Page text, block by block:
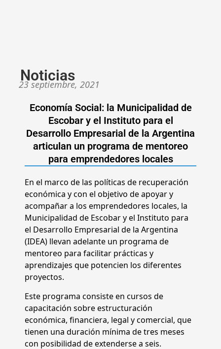
Noticias
23 septiembre, 2021
Economía Social: la Municipalidad de
Escobar y el Instituto para el
Desarrollo Empresarial de la Argentina
articulan un programa de mentoreo
para emprendedores locales
En el marco de las políticas de recuperación
económica y con el objetivo de apoyar y
acompañar a los emprendedores locales, la
Municipalidad de Escobar y el Instituto para
el Desarrollo Empresarial de la Argentina
(IDEA) llevan adelante un programa de
mentoreo para facilitar prácticas y
aprendizajes que potencien los diferentes
proyectos.
Este programa consiste en cursos de
capacitación sobre estructuración
económica, financiera, legal y comercial, que
tienen una duración mínima de tres meses
con posibilidad de extenderse a seis.